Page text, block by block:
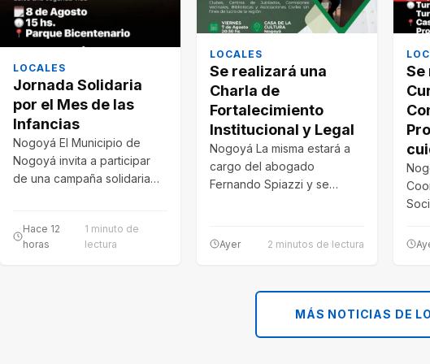
LOCALES
Jornada Solidaria
por el Mes de las
Infancias
Nogoyá El Municipio de
Nogoyá invita a participar
de una campaña solidaria
Hace 12
horas
1 minuto de
lectura
LOCALES
Se realizará una
Charla de
Fortalecimiento
Institucional y Legal
Nogoyá La misma estará a
cargo del abogado
Fernando Spiazzi y se
Ayer 2 minutos de lectura
Se
MÁS NOTICIAS DE